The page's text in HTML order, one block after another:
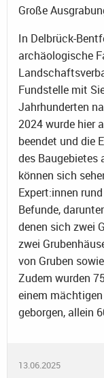
Große
In Delbrück-
archäologische
Fundstelle mit
Jahrhunderten
2024 wurde hier
beendet und die
des Baugebietes
können sich
Expert:innen
Befunde,
denen sich zwei
zwei
von Gruben
Zudem wurden
einem
geborgen, allein
13.06.2025